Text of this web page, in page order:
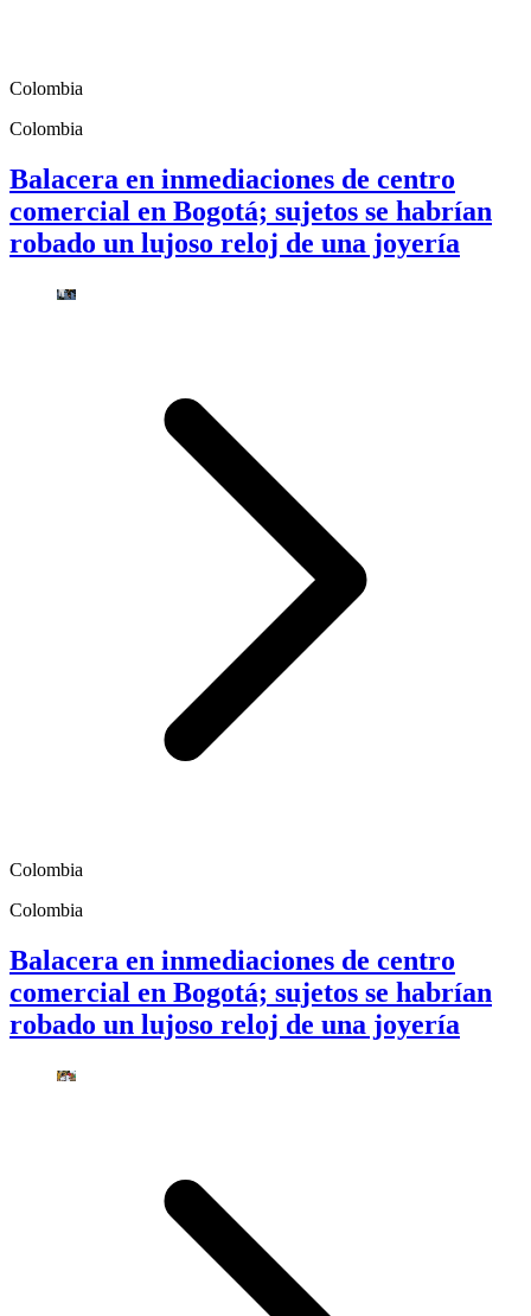
Colombia
Colombia
Balacera en inmediaciones de centro
comercial en Bogotá; sujetos se habrían
robado un lujoso reloj de una joyería
Colombia
Colombia
Balacera en inmediaciones de centro
comercial en Bogotá; sujetos se habrían
robado un lujoso reloj de una joyería